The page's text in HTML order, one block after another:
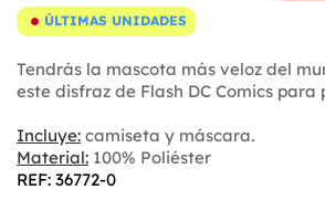
ÚLTIMAS UNIDADES
Tendrás la mascota más veloz del
este disfraz de Flash DC Comics para
Incluye: camiseta y máscara.
Material: 100% Poliéster
REF: 36772-0